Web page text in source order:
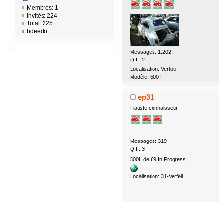
Membres: 1
Invités: 224
Total: 225
bdeedo
Messages: 1.202
Q.I.: 2
Localisation: Vertou
Modèle: 500 F
ep31
Fiatiste connaisseur
Messages: 319
Q.I.: 3
500L de 69 In Progress
Localisation: 31-Verfeil